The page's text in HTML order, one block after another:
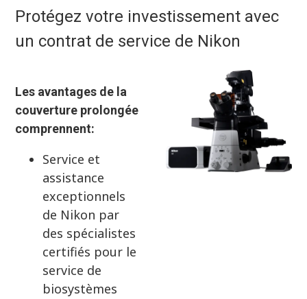
Protégez votre investissement avec
un contrat de service de Nikon
Les avantages de la
couverture prolongée
comprennent:
Service et
assistance
exceptionnels
de Nikon par
des spécialistes
certifiés pour le
service de
biosystèmes